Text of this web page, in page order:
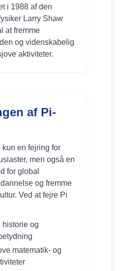
i 1988 af den
Larry Shaw
at fremme
og videnskabelig
aktiviteter.
af Pi-
kun en fejring for
men også en
for global
og fremme
Ved at fejre Pi
og
matematik- og